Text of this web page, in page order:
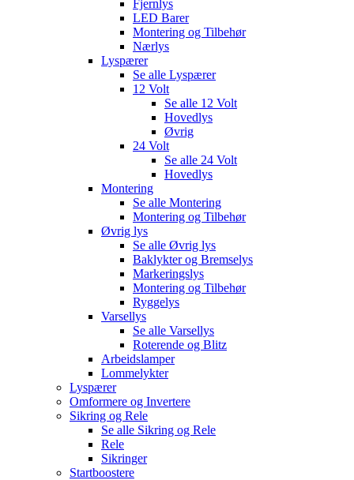
Fjernlys
LED Barer
Montering og Tilbehør
Nærlys
Lyspærer
Se alle Lyspærer
12 Volt
Se alle 12 Volt
Hovedlys
Øvrig
24 Volt
Se alle 24 Volt
Hovedlys
Montering
Se alle Montering
Montering og Tilbehør
Øvrig lys
Se alle Øvrig lys
Baklykter og Bremselys
Markeringslys
Montering og Tilbehør
Ryggelys
Varsellys
Se alle Varsellys
Roterende og Blitz
Arbeidslamper
Lommelykter
Lyspærer
Omformere og Invertere
Sikring og Rele
Se alle Sikring og Rele
Rele
Sikringer
Startboostere